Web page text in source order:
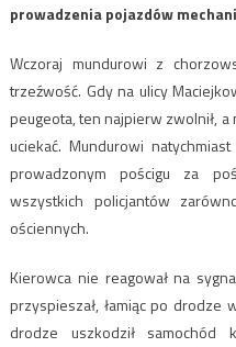
prowadzenia pojazdów
Wczoraj mundurowi z
trzeźwość. Gdy na ulicy
peugeota, ten najpierw zwolnił, a
uciekać. Mundurowi
prowadzonym pościgu za
wszystkich policjantów
ościennych.
Kierowca nie reagował na
przyspieszał, łamiąc po
drodze uszkodził samochód